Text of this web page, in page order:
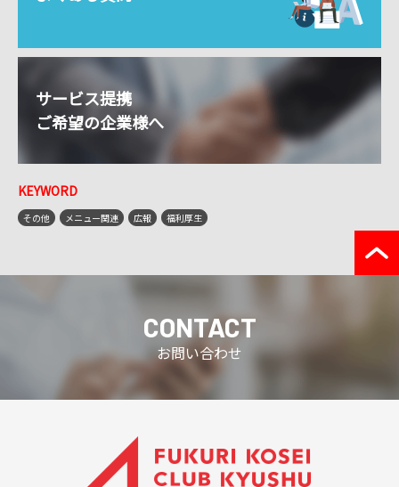
サービス提携
ご希望の企業様へ
KEYWORD
その他 メニュー関連 広報 福利厚生
CONTACT
お問い合わせ